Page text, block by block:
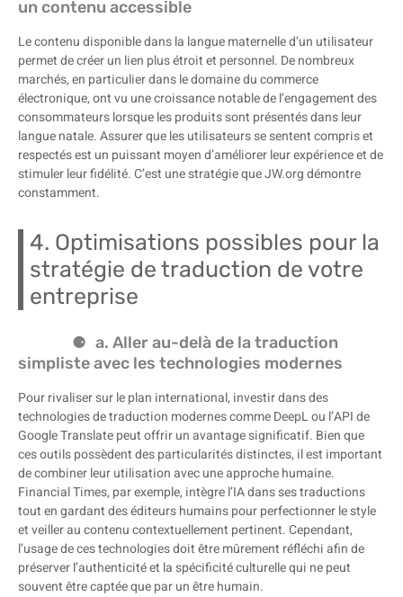
un contenu accessible
Le contenu disponible dans la langue maternelle d’un utilisateur
permet de créer un lien plus étroit et personnel. De nombreux
marchés, en particulier dans le domaine du commerce
électronique, ont vu une croissance notable de l’engagement des
consommateurs lorsque les produits sont présentés dans leur
langue natale. Assurer que les utilisateurs se sentent compris et
respectés est un puissant moyen d’améliorer leur expérience et de
stimuler leur fidélité. C’est une stratégie que JW.org démontre
constamment.
4. Optimisations possibles pour la
stratégie de traduction de votre
entreprise
a. Aller au-delà de la traduction
simpliste avec les technologies modernes
Pour rivaliser sur le plan international, investir dans des
technologies de traduction modernes comme DeepL ou l’API de
Google Translate peut offrir un avantage significatif. Bien que
ces outils possèdent des particularités distinctes, il est important
de combiner leur utilisation avec une approche humaine.
Financial Times, par exemple, intègre l’IA dans ses traductions
tout en gardant des éditeurs humains pour perfectionner le style
et veiller au contenu contextuellement pertinent. Cependant,
l’usage de ces technologies doit être mûrement réfléchi afin de
préserver l’authenticité et la spécificité culturelle qui ne peut
souvent être captée que par un être humain.